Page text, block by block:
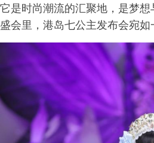
它是时尚潮流的汇聚地，是梦
盛会里，港岛七公主发布会宛